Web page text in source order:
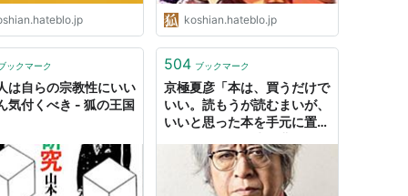
koshian.hateblo.jp
ックマーク
は自らの宗教性にいい
気付くべき - 狐の王国
504 ブックマーク
京極夏彦「本は、買うだけで
いい。読もうが読むまいが、
いいと思った本を手元に置い
る」 連載・私の書いた本～
京極夏彦『狐花 葉不見冥府
路行』｜教養｜婦人公論.jp